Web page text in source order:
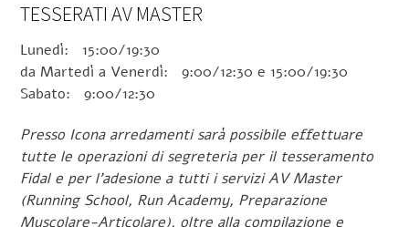
TESSERATI AV MASTER
Lunedì: 15:00/19:30
da Martedì a Venerdì: 9:00/12:30 e 15:00/19:30
Sabato: 9:00/12:30
Presso Icona arredamenti sarà possibile effettuare
tutte le operazioni di segreteria per il tesseramento
Fidal e per l’adesione a tutti i servizi AV Master
(Running School, Run Academy, Preparazione
Muscolare-Articolare), oltre alla compilazione e